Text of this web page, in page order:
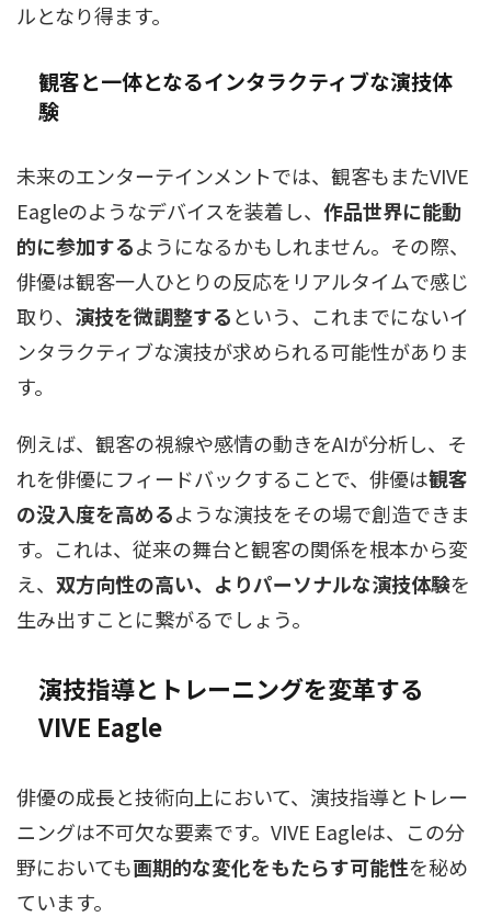
ルとなり得ます。
観客と一体となるインタラクティブな演技体
験
未来のエンターテインメントでは、観客もまたVIVE
Eagleのようなデバイスを装着し、 作品世界に能動
的に参加するようになるかもしれません。その際、
俳優は観客一人ひとりの反応をリアルタイムで感じ
取り、 演技を微調整するという、これまでにないイ
ンタラクティブな演技が求められる可能性がありま
す。
例えば、観客の視線や感情の動きをAIが分析し、そ
れを俳優にフィードバックすることで、俳優は観客
の没入度を高めるような演技をその場で創造できま
す。これは、従来の舞台と観客の関係を根本から変
え、 双方向性の高い、よりパーソナルな演技体験を
生み出すことに繋がるでしょう。
演技指導とトレーニングを変革する
VIVE Eagle
俳優の成長と技術向上において、演技指導とトレー
ニングは不可欠な要素です。VIVE Eagleは、この分
野においても画期的な変化をもたらす可能性を秘め
ています。